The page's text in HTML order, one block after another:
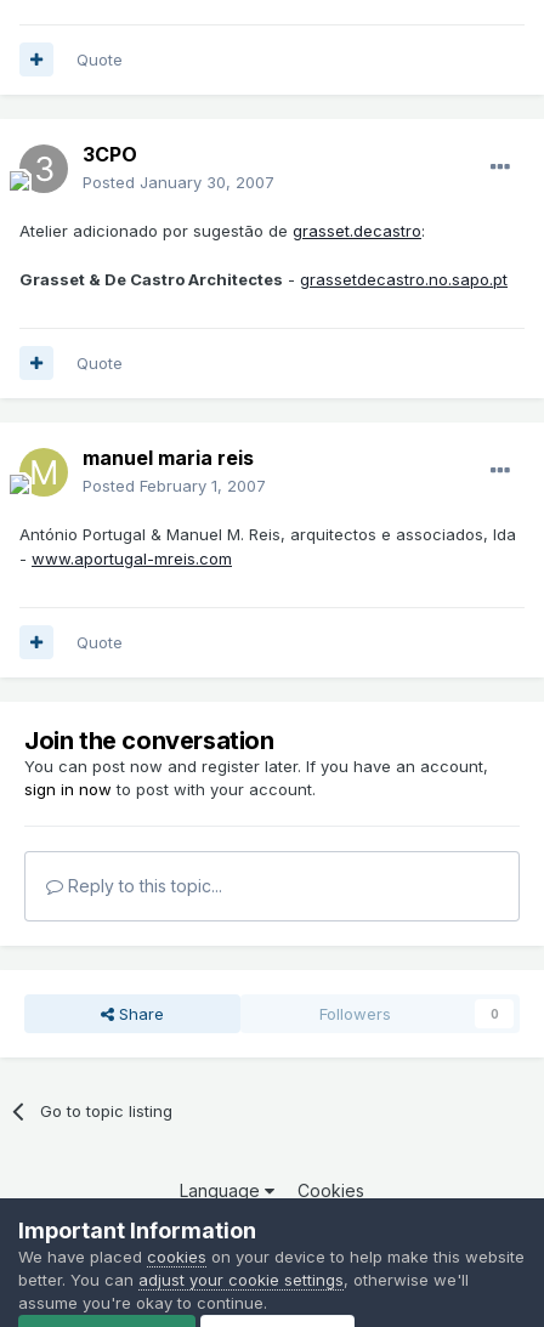
Quote
3CPO
Posted January 30, 2007
Atelier adicionado por sugestão de grasset.decastro:
Grasset & De Castro Architectes - grassetdecastro.no.sapo.pt
Quote
manuel maria reis
Posted February 1, 2007
António Portugal & Manuel M. Reis, arquitectos e associados, lda
- www.aportugal-mreis.com
Quote
Join the conversation
You can post now and register later. If you have an account,
sign in now to post with your account.
Reply to this topic...
Share Followers 0
Go to topic listing
Language Cookies
Copyright 2025 por QCOM. Todos os direitos reservados.
Powered by Invision Community
Important Information
We have placed cookies on your device to help make this website
better. You can adjust your cookie settings, otherwise we'll
assume you're okay to continue.